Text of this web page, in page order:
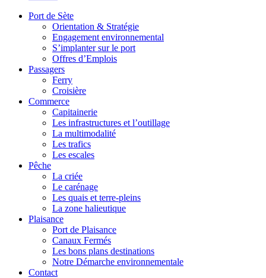
Port de Sète
Orientation & Stratégie
Engagement environnemental
S’implanter sur le port
Offres d’Emplois
Passagers
Ferry
Croisière
Commerce
Capitainerie
Les infrastructures et l’outillage
La multimodalité
Les trafics
Les escales
Pêche
La criée
Le carénage
Les quais et terre-pleins
La zone halieutique
Plaisance
Port de Plaisance
Canaux Fermés
Les bons plans destinations
Notre Démarche environnementale
Contact